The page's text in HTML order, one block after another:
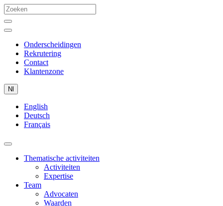
Onderscheidingen
Rekrutering
Contact
Klantenzone
Nl
English
Deutsch
Français
Thematische activiteiten
Activiteiten
Expertise
Team
Advocaten
Waarden